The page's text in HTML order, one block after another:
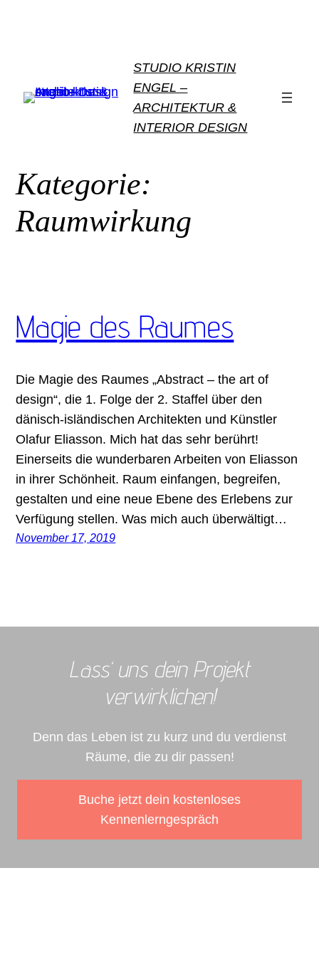
STUDIO KRISTIN
ENGEL –
ARCHITEKTUR &
INTERIOR DESIGN
Kategorie:
Raumwirkung
Magie des Raumes
Die Magie des Raumes „Abstract – the art of
design“, die 1. Folge der 2. Staffel über den
dänisch-isländischen Architekten und Künstler
Olafur Eliasson. Mich hat das sehr berührt!
Einerseits die wunderbaren Arbeiten von Eliasson
in ihrer Schönheit. Raum einfangen, begreifen,
gestalten und eine neue Ebene des Erlebens zur
Verfügung stellen. Was mich auch überwältigt…
November 17, 2019
Lass‘ uns dein Projekt
verwirklichen!
Denn das Leben ist zu kurz und du verdienst
Räume, die zu dir passen!
Buche jetzt dein kostenloses
Kennenlerngespräch